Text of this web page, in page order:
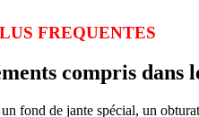
FREQUENTES
compris dans
fond de jante spécial, un